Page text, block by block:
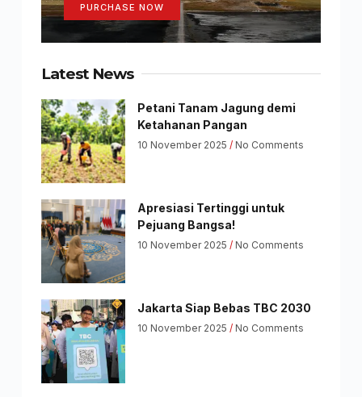
PURCHASE NOW
Latest News
Petani Tanam Jagung demi
Ketahanan Pangan
10 November 2025 No Comments
Apresiasi Tertinggi untuk
Pejuang Bangsa!
10 November 2025 No Comments
Jakarta Siap Bebas TBC 2030
10 November 2025 No Comments